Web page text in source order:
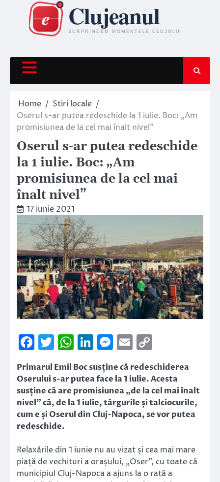
content
Home
Stiri locale
Oserul s-ar putea redeschide la 1 iulie. Boc: „Am
promisiunea de la cel mai înalt nivel”
Oserul s-ar putea redeschide
la 1 iulie. Boc: „Am
promisiunea de la cel mai
înalt nivel”
17 iunie 2021
Facebook
Twitter
WhatsApp
LinkedIn
Messenger
Email
Link
Primarul Emil Boc susține că redeschiderea
Oserului s-ar putea face la 1 iulie. Acesta
susține că are promisiunea „de la cel mai înalt
nivel” că, de la 1 iulie, târgurile și talciocurile,
cum e și Oserul din Cluj-Napoca, se vor putea
redeschide.
Relaxările din 1 iunie nu au vizat și cea mai mare
piață de vechituri a orașului, „Oser”, cu toate că
municipiul Cluj-Napoca a ajuns la o rată a